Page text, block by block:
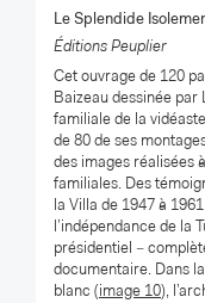
Le Splendide
Éditions Peuplier
Cet ouvrage de 120
Baizeau dessinée
familiale de la
de 80 de ses
des images réalisées
familiales. Des
la Villa de 1947 à
l’indépendance de la
présidentiel –
documentaire. Dans
blanc (image 10),